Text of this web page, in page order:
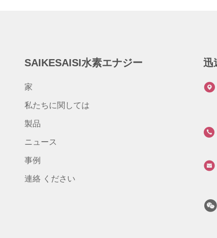
SAIKESAISI水素エナジー
家
私たちに関しては
製品
ニュース
事例
連絡 ください
迅